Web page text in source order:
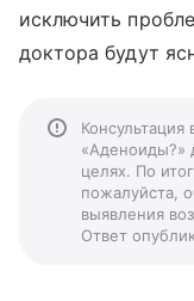
исключить
доктора будут
Консультация
«Аденоиды?»
целях. По
пожалуйста,
выявления
Ответ